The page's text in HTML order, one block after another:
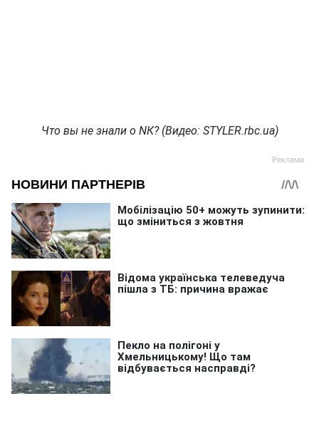
Что вы не знали о NК? (Видео: STYLER.rbc.ua)